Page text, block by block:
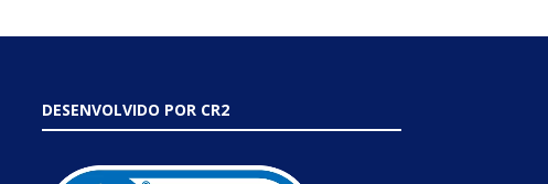
DESENVOLVIDO POR CR2